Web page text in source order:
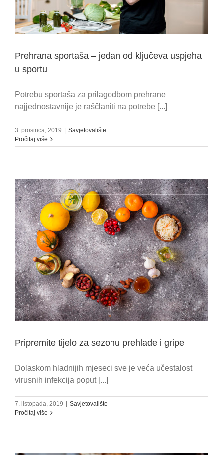
Prehrana sportaša – jedan od ključeva uspjeha
u sportu
Potrebu sportaša za prilagodbom prehrane
najjednostavnije je raščlaniti na potrebe [...]
3. prosinca, 2019
Savjetovalište
Pročitaj više
Pripremite tijelo za sezonu prehlade i gripe
Dolaskom hladnijih mjeseci sve je veća učestalost
virusnih infekcija poput [...]
7. listopada, 2019 | Savjetovalište
Pročitaj više